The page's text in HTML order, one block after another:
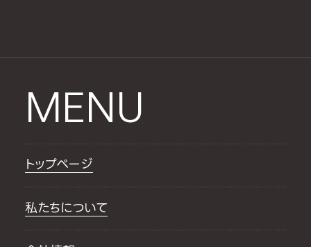
MENU
トップページ
私たちについて